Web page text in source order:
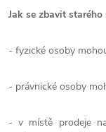
Jak se zbavit starého
- fyzické osoby
- právnické osoby
- v místě prodeje